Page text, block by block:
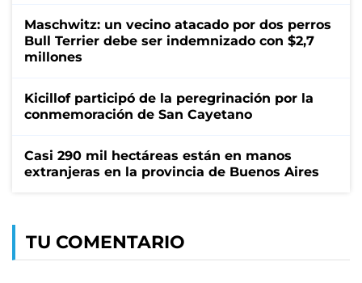
Maschwitz: un vecino atacado por dos perros
Bull Terrier debe ser indemnizado con $2,7
millones
Kicillof participó de la peregrinación por la
conmemoración de San Cayetano
Casi 290 mil hectáreas están en manos
extranjeras en la provincia de Buenos Aires
TU COMENTARIO